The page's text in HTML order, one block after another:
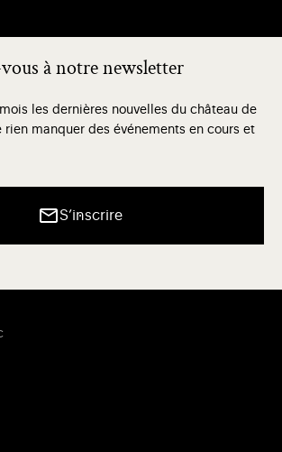
à notre newsletter
les dernières nouvelles du château de
rien manquer des événements en cours et
S’inscrire